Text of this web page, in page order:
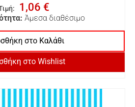
: 1,06 €
Άμεσα διαθέσιμο
στο Καλάθι
στο Wishlist